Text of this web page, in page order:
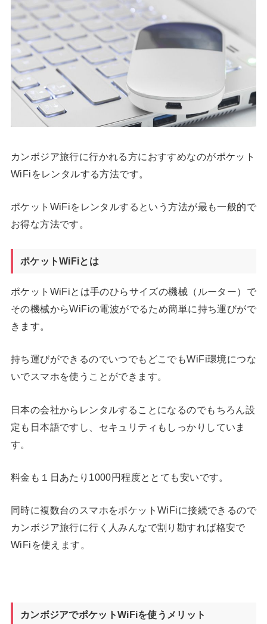
カンボジア旅行に行かれる方におすすめなのがポケット
WiFiをレンタルする方法です。
ポケットWiFiをレンタルするという方法が最も一般的で
お得な方法です。
ポケットWiFiとは
ポケットWiFiとは手のひらサイズの機械（ルーター）で
その機械からWiFiの電波がでるため簡単に持ち運びがで
きます。
持ち運びができるのでいつでもどこでもWiFi環境につな
いでスマホを使うことができます。
日本の会社からレンタルすることになるのでもちろん設
定も日本語ですし、セキュリティもしっかりしていま
す。
料金も１日あたり1000円程度ととても安いです。
同時に複数台のスマホをポケットWiFiに接続できるので
カンボジア旅行に行く人みんなで割り勘すれば格安で
WiFiを使えます。
カンボジアでポケットWiFiを使うメリット